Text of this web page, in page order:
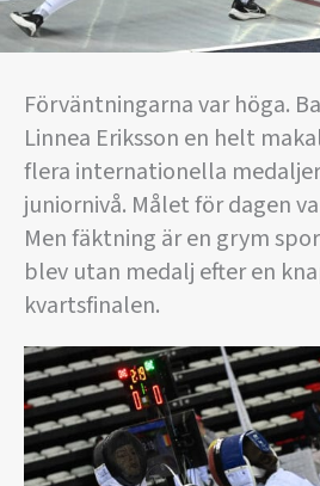
Förväntningarna var höga.
Linnea Eriksson en helt
flera internationella
juniornivå. Målet för dagen
Men fäktning är en grym
blev utan medalj efter en
kvartsfinalen.